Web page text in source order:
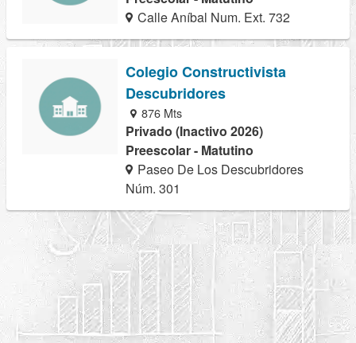
Calle Aníbal Num. Ext. 732
Colegio Constructivista
Descubridores
876 Mts
Privado (Inactivo 2026)
Preescolar - Matutino
Paseo De Los Descubridores
Núm. 301